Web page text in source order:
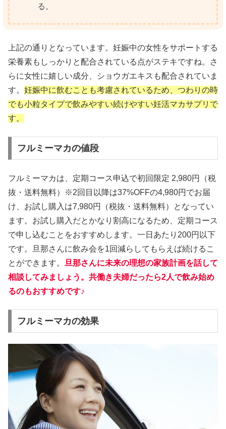
る。
上記の通りとなっています。妊娠中の女性をサポートする
栄養素もしっかりと配合されている点がステキですね。さ
らに女性に嬉しい成分、ショウガエキスも配合されていま
す。 妊娠中に飲むことも考慮されているため、つわりの時
でも小粒タイプで飲みやすい続けやすい妊活マカサプリで
す。
フルミーマカの値段
フルミーマカは、定期コース申込で初回限定 2,980円（税
抜・送料無料）※2回目以降は37%OFFの4,980円でお届
け、お試し購入は7,980円（税抜・送料無料）となってい
ます。お試し購入だとかなり割高になるため、定期コース
で申し込むことをおすすめします。一日あたり200円以下
です。旦那さんに飲み会を1回減らしてもらえば続けるこ
とができます。 旦那さんに未来の理想の家族計画を話して
相談してみましょう。共働き夫婦だったら2人で飲み始め
るのもおすすめです♪
フルミーマカの効果